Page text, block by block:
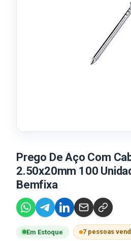
Prego De Aço Com
2.50x20mm 100
Bemfixa
Em Estoque 7 pessoas